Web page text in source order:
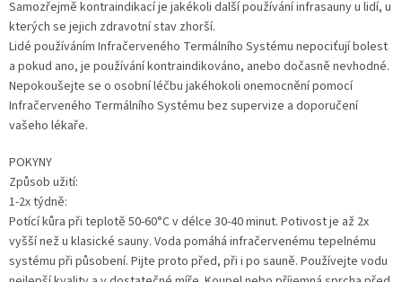
Samozřejmě kontraindikací je jakékoli další používání infrasauny u lidí, u
kterých se jejich zdravotní stav zhorší.
Lidé používáním Infračerveného Termálního Systému nepociťují bolest
a pokud ano, je používání kontraindikováno, anebo dočasně nevhodné.
Nepokoušejte se o osobní léčbu jakéhokoli onemocnění pomocí
Infračerveného Termálního Systému bez supervize a doporučení
vašeho lékaře.
POKYNY
Způsob užití:
1-2x týdně:
Potící kůra při teplotě 50-60°C v délce 30-40 minut. Potivost je až 2x
vyšší než u klasické sauny. Voda pomáhá infračervenému tepelnému
systému při působení. Pijte proto před, při i po sauně. Používejte vodu